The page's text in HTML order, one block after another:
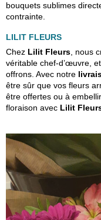
bouquets sublimes
contrainte.
LILIT FLEURS
Chez Lilit Fleurs , nous
véritable chef-d’œuvre,
offrons. Avec notre
être sûr que vos fleurs
être offertes ou à
floraison avec Lilit